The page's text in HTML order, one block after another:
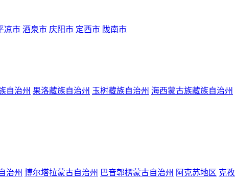
凉市 酒泉市 庆阳市 定西市 陇南市
自治州 果洛藏族自治州 玉树藏族自治州 海西蒙古族藏族自治州
治州 博尔塔拉蒙古自治州 巴音郭楞蒙古自治州 阿克苏地区 克